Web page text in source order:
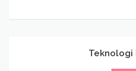
Teknologi